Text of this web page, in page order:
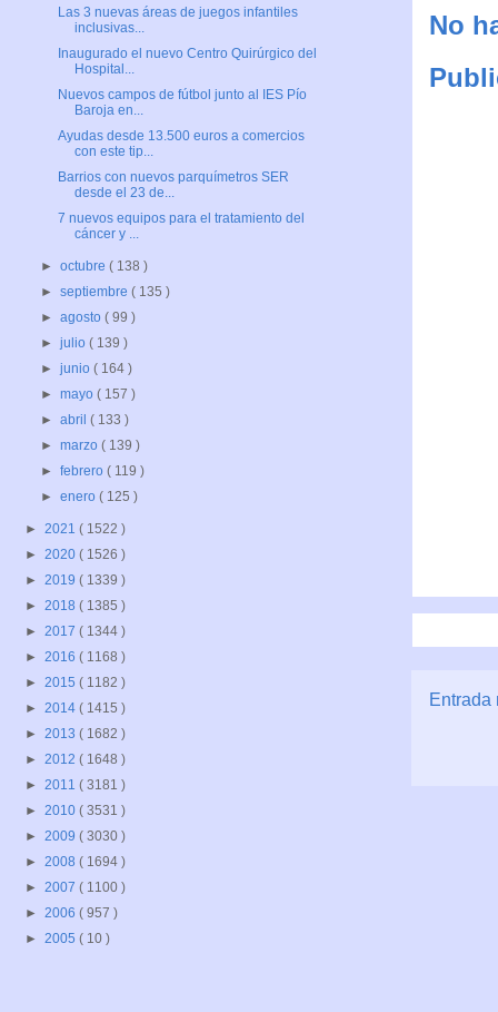
No
Entrada
Las 3 nuevas áreas de juegos infantiles
inclusivas...
Inaugurado el nuevo Centro Quirúrgico del
Hospital...
Nuevos campos de fútbol junto al IES Pío
Baroja en...
Ayudas desde 13.500 euros a comercios
con este tip...
Barrios con nuevos parquímetros SER
desde el 23 de...
7 nuevos equipos para el tratamiento del
cáncer y ...
►octubre( 138 )
►septiembre( 135 )
►agosto( 99 )
►julio( 139 )
►junio( 164 )
►mayo( 157 )
►abril( 133 )
►marzo( 139 )
►febrero( 119 )
►enero( 125 )
► 2021 ( 1522 )
► 2020 ( 1526 )
► 2019 ( 1339 )
► 2018 ( 1385 )
► 2017 ( 1344 )
► 2016 ( 1168 )
► 2015 ( 1182 )
► 2014 ( 1415 )
► 2013 ( 1682 )
► 2012 ( 1648 )
► 2011 ( 3181 )
► 2010 ( 3531 )
► 2009 ( 3030 )
► 2008 ( 1694 )
► 2007 ( 1100 )
► 2006 ( 957 )
► 2005 ( 10 )